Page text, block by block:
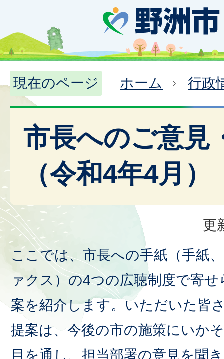
現在のページ ホーム 行政
市長へのご意見
（令和4年4月）
更
ここでは、市長への手紙（手紙
ァクス）の4つの広聴制度で寄
案を紹介します。いただいた皆
提案は、今後の市の施策にいか
目を通し、担当部署の意見を聞